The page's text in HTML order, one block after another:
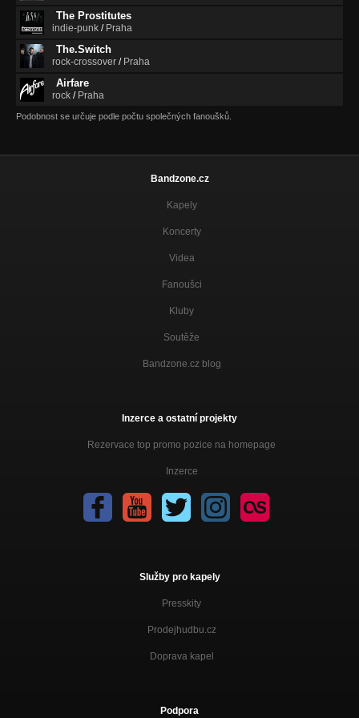
The Prostitutes
indie-punk / Praha
The.Switch
rock-crossover / Praha
Airfare
rock / Praha
Podobnost se určuje podle počtu společných fanoušků.
Bandzone.cz
Kapely
Koncerty
Videa
Fanoušci
Kluby
Soutěže
Bandzone.cz blog
Inzerce a ostatní projekty
Rezervace top promo pozice na homepage
Inzerce
Služby pro kapely
Presskity
Prodejhudbu.cz
Doprava kapel
Podpora